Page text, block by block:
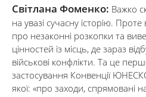
Світлана Фоменко: Важко
на увазі сучасну історію.
про незаконні розкопки та
цінностей із місць, де зараз
військові конфлікти. Та це
застосування Конвенції
якої: «про заходи, спрямовані